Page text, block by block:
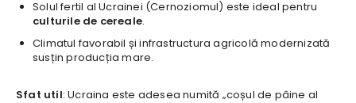
Solul fertil al Ucrainei (Cernoziomul) este ideal pentru
culturile de cereale.
Climatul favorabil și infrastructura agricolă modernizată
susțin producția mare.
Sfat util: Ucraina este adesea numită „coșul de pâine al